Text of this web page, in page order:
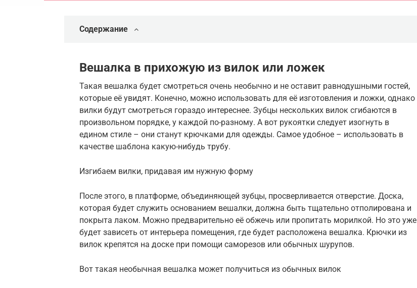
Содержание
Вешалка в прихожую из вилок или ложек
Такая вешалка будет смотреться очень необычно и не оставит равнодушными гостей,
которые её увидят. Конечно, можно использовать для её изготовления и ложки, однако
вилки будут смотреться гораздо интереснее. Зубцы нескольких вилок сгибаются в
произвольном порядке, у каждой по-разному. А вот рукоятки следует изогнуть в
едином стиле – они станут крючками для одежды. Самое удобное – использовать в
качестве шаблона какую-нибудь трубу.
Изгибаем вилки, придавая им нужную форму
После этого, в платформе, объединяющей зубцы, просверливается отверстие. Доска,
которая будет служить основанием вешалки, должна быть тщательно отполирована и
покрыта лаком. Можно предварительно её обжечь или пропитать морилкой. Но это уже
будет зависеть от интерьера помещения, где будет расположена вешалка. Крючки из
вилок крепятся на доске при помощи саморезов или обычных шурупов.
Вот такая необычная вешалка может получиться из обычных вилок